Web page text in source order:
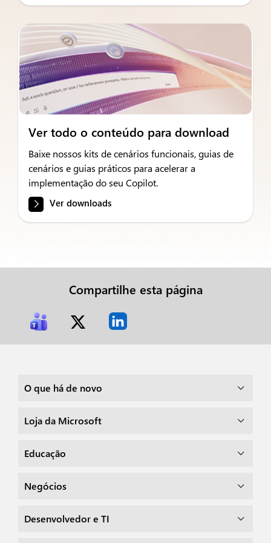
Ver todo o conteúdo para download
Baixe nossos kits de cenários funcionais, guias de
cenários e guias práticos para acelerar a
implementação do seu Copilot.
Ver downloads
Compartilhe esta página
O que há de novo
Loja da Microsoft
Educação
Negócios
Desenvolvedor e TI